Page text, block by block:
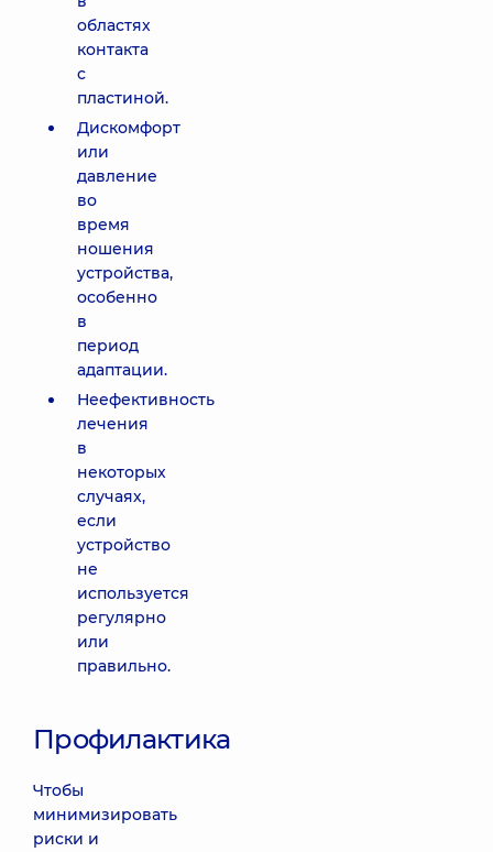
областях
контакта
с
пластиной.
Дискомфорт
или
давление
во
время
ношения
устройства,
особенно
в
период
адаптации.
Неефективность
лечения
в
некоторых
случаях,
если
устройство
не
используется
регулярно
или
правильно.
Профилактика
Чтобы
минимизировать
риски и